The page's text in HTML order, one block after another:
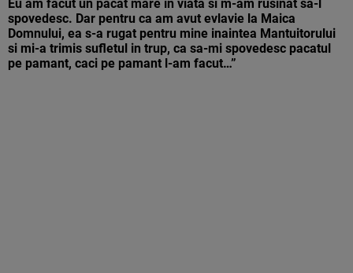
Eu am facut un pacat mare in viata si m-am rusinat sa-l
spovedesc. Dar pentru ca am avut evlavie la Maica
Domnului, ea s-a rugat pentru mine inaintea Mantuitorului
si mi-a trimis sufletul in trup, ca sa-mi spovedesc pacatul
pe pamant, caci pe pamant l-am facut…”